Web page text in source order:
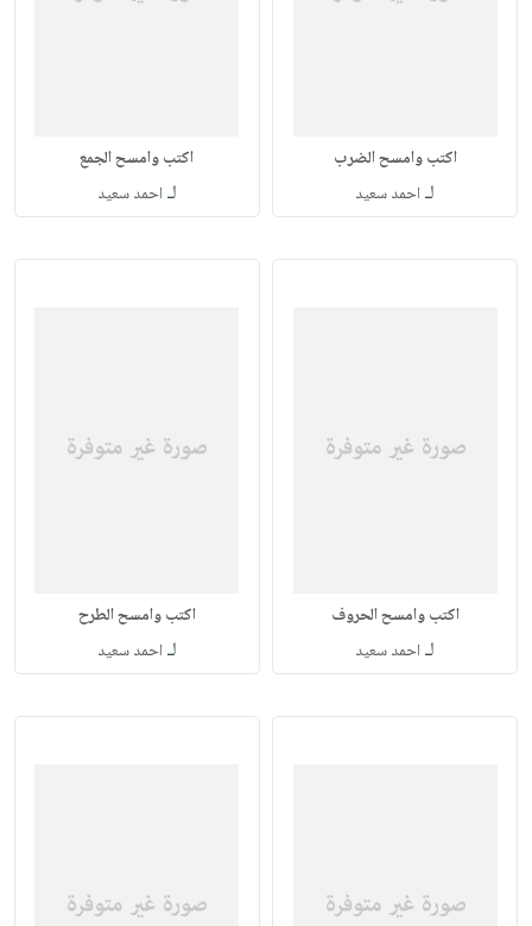
اكتب وامسح الضرب
لـ احمد سعيد
اكتب وامسح الجمع
لـ احمد سعيد
اكتب وامسح الحروف
لـ احمد سعيد
اكتب وامسح الطرح
لـ احمد سعيد